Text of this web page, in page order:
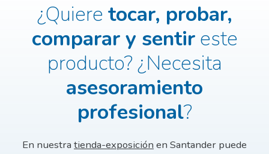
¿Quiere tocar, probar,
comparar y sentireste
producto?¿Necesita
asesoramiento
profesional?
En nuestra tienda-exposición en Santander puede